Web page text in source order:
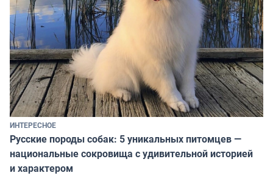
ИНТЕРЕСНОЕ
Русские породы собак: 5 уникальных питомцев —
национальные сокровища с удивительной историей
и характером